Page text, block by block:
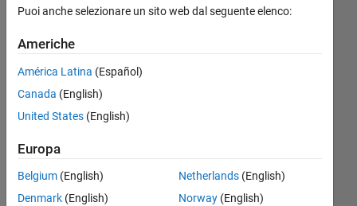
gpuDevice.
It asks for
CUDA
driver
newer
I have 10.2
installed.
Puoi anche selezionare un sito web dal seguente elenco:
Americhe
América Latina (Español)
Canada (English)
United States (English)
Europa
Belgium (English)
Denmark (English)
Netherlands(English)
Norway(English)